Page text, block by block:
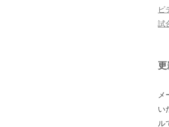
ビ
試
更
メ
い
ル